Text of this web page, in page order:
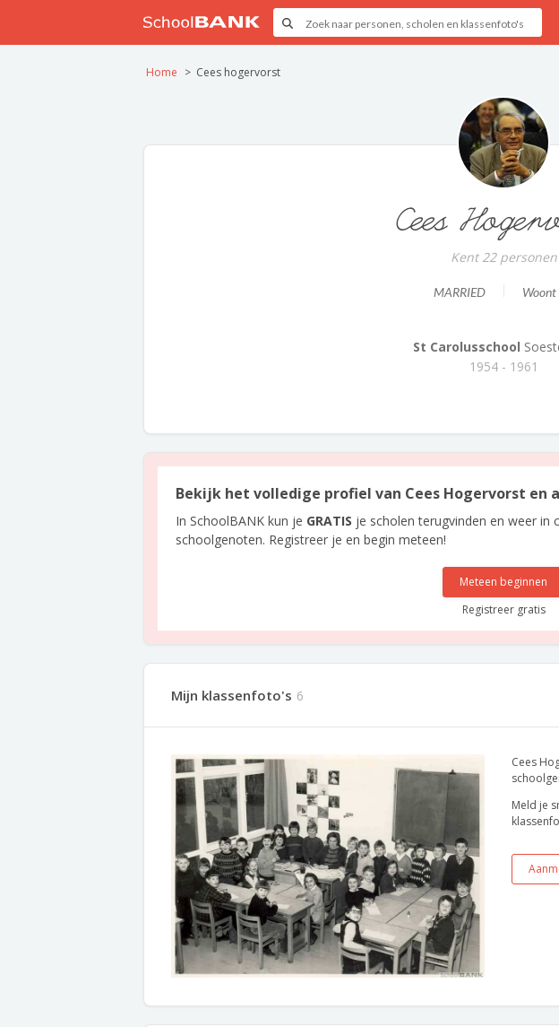
Home Cees hogervorst
Cees
Kent 22 personen
MARRIED Woont
St Carolusschool
1954 - 1961
Bekijk het volledige profiel van Cees Hogervorst en
In SchoolBANK kun je GRATIS je scholen terugvinden en weer
schoolgenoten. Registreer je en begin meteen!
Meteen beginnen
Registreer gratis
Mijn klassenfoto's 6
Cees
Meld je